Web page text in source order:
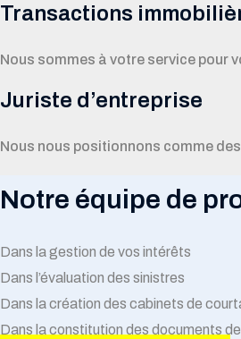
Transactions
Nous sommes à votre service pour
Juriste d’entreprise
Nous nous positionnons comme
Notre équipe de
Dans la gestion de vos intérêts
Dans l’évaluation des sinistres
Dans la création des cabinets de
Dans la constitution des documents